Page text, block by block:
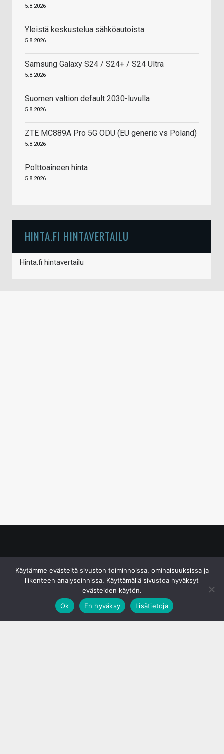
5.8.2026
Yleistä keskustelua sähköautoista
5.8.2026
Samsung Galaxy S24 / S24+ / S24 Ultra
5.8.2026
Suomen valtion default 2030-luvulla
5.8.2026
ZTE MC889A Pro 5G ODU (EU generic vs Poland)
5.8.2026
Polttoaineen hinta
5.8.2026
HINTA.FI HINTAVERTAILU
Hinta.fi hintavertailu
Käytämme evästeitä sivuston toiminnoissa, ominaisuuksissa ja
liikenteen analysoinnissa. Käyttämällä sivustoa hyväksyt
evästeiden käytön.
Ok
En hyväksy Lisätietoja